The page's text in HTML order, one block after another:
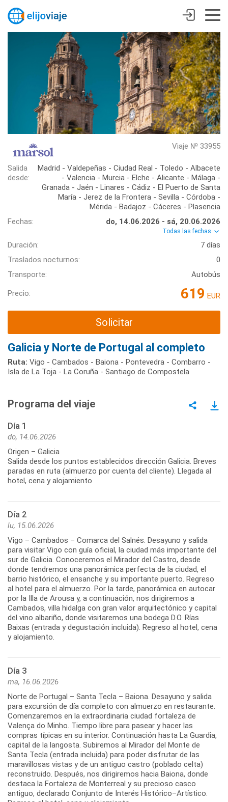
Viaje № 33955
Salida
desde:
Madrid - Valdepeñas - Ciudad Real - Toledo - Albacete
- Valencia - Murcia - Elche - Alicante - Málaga -
Granada - Jaén - Linares - Cádiz - El Puerto de Santa
María - Jerez de la Frontera - Sevilla - Córdoba -
Mérida - Badajoz - Cáceres - Plasencia
Fechas:
do, 14.06.2026 - sá, 20.06.2026
Todas las fechas
Duración:
7 días
Traslados nocturnos:
0
Transporte:
Autobús
Precio: 619 EUR
Solicitar
Galicia y Norte de Portugal al completo
Ruta: Vigo - Cambados - Baiona - Pontevedra - Combarro -
Isla de La Toja - La Coruña - Santiago de Compostela
Programa del viaje
Día 1
do, 14.06.2026
Origen – Galicia
Salida desde los puntos establecidos dirección Galicia. Breves
paradas en ruta (almuerzo por cuenta del cliente). Llegada al
hotel, cena y alojamiento
Día 2
lu, 15.06.2026
Vigo – Cambados – Comarca del Salnés. Desayuno y salida
para visitar Vigo con guía oficial, la ciudad más importante del
sur de Galicia. Conoceremos el Mirador del Castro, desde
donde tendremos una panorámica perfecta de la ciudad, el
barrio histórico, el ensanche y su importante puerto. Regreso
al hotel para el almuerzo. Por la tarde, panorámica en autocar
por la Illa de Arousa y, a continuación, nos dirigiremos a
Cambados, villa hidalga con gran valor arquitectónico y capital
del vino albariño, donde visitaremos una bodega D.O. Rías
Baixas (entrada y degustación incluida). Regreso al hotel, cena
Día 3
ma, 16.06.2026
Norte de Portugal – Santa Tecla – Baiona. Desayuno y salida
para excursión de día completo con almuerzo en restaurante.
Comenzaremos en la extraordinaria ciudad fortaleza de
Valença do Minho. Tiempo libre para pasear y hacer las
compras típicas en su interior. Continuación hasta La Guardia,
capital de la langosta. Subiremos al Mirador del Monte de
Santa Tecla (entrada incluida) para poder disfrutar de las
maravillosas vistas y de un antiguo castro (poblado celta)
reconstruido. Después, nos dirigiremos hacia Baiona, donde
destaca la Fortaleza de Monterreal y su precioso casco
antiguo, declarado Conjunto de Interés Histórico–Artístico.